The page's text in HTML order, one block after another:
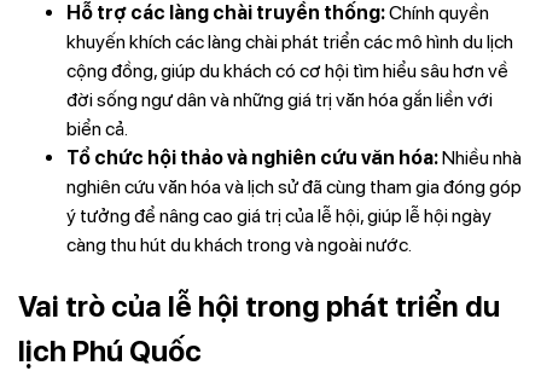
Hỗ trợ các làng chài truyền thống:Chính quyền
khuyến khích các làng chài phát triển các mô hình du lịch
cộng đồng, giúp du khách có cơ hội tìm hiểu sâu hơn về
đời sống ngư dân và những giá trị văn hóa gắn liền với
biển cả.
Tổ chức hội thảo và nghiên cứu văn hóa:Nhiều nhà
nghiên cứu văn hóa và lịch sử đã cùng tham gia đóng góp
ý tưởng để nâng cao giá trị của lễ hội, giúp lễ hội ngày
càng thu hút du khách trong và ngoài nước.
Vai trò của lễ hội trong phát triển du
lịch Phú Quốc